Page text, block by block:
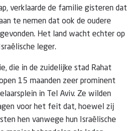
verklaarde de familie gisteren dat
te nemen dat ook de oudere
Het land wacht echter op
leger.
die in de zuidelijke stad Rahat
15 maanden zeer prominent
in Tel Aviv. Ze wilden
voor het feit dat, hoewel zij
hen vanwege hun Israëlische